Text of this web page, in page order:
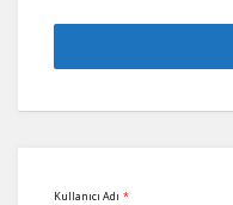
Kullanıcı Adı *